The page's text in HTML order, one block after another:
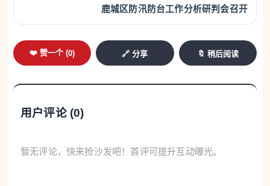
鹿城区防汛防台工作分析研判会召开
❤️ 赞一个 (0) 🔗 分享 🔖 稍后阅读
用户评论 (0)
暂无评论，快来抢沙发吧！首评可提升互动曝光。